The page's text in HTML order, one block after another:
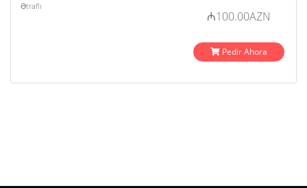
Ətraflı
₼100.00AZN
Pedir Ahora